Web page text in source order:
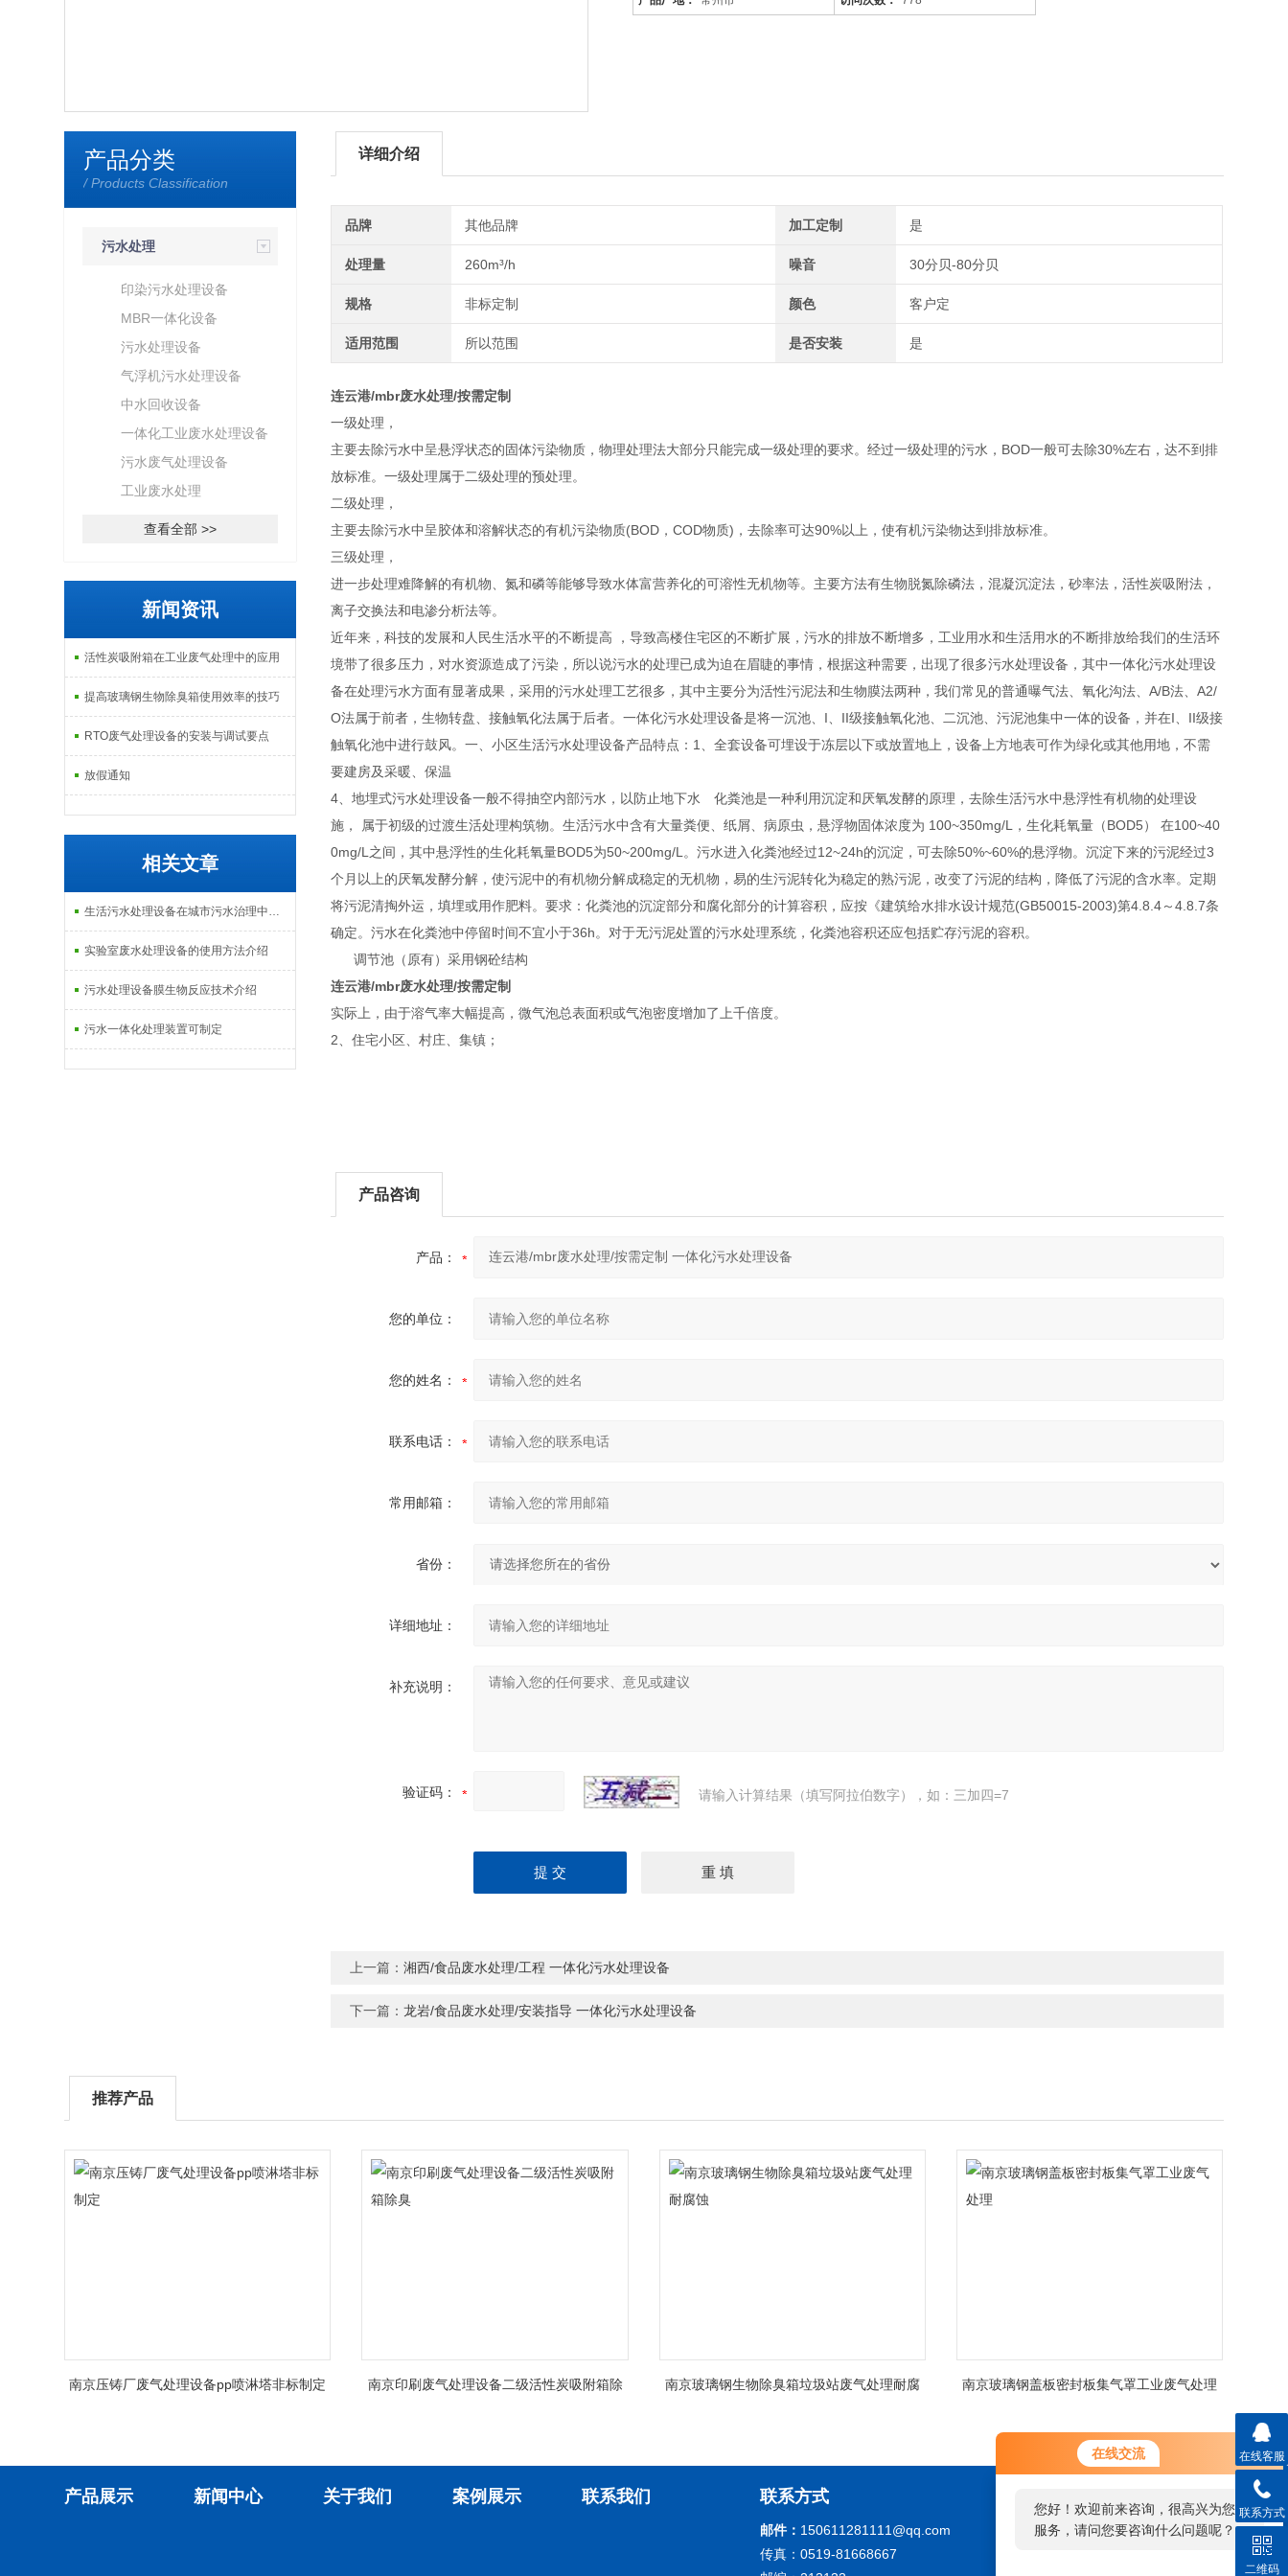
在线交流
您好！欢迎前来咨询，很高兴为您
服务，请问您要咨询什么问题呢？
产品分类
/ Products Classification
污水处理
印染污水处理设备
MBR一体化设备
污水处理设备
气浮机污水处理设备
中水回收设备
一体化工业废水处理设备
污水废气处理设备
工业废水处理
查看全部 >>
新闻资讯
活性炭吸附箱在工业废气处理中的应用
提高玻璃钢生物除臭箱使用效率的技巧
RTO废气处理设备的安装与调试要点
放假通知
相关文章
生活污水处理设备在城市污水治理中的应用介绍
实验室废水处理设备的使用方法介绍
污水处理设备膜生物反应技术介绍
污水一体化处理装置可制定
详细介绍
品牌 其他品牌 加工定制 是
处理量 260m³/h 噪音 30分贝-80分贝
规格 非标定制 颜色 客户定
适用范围 所以范围 是否安装 是
连云港/mbr废水处理/按需定制
一级处理，
主要去除污水中呈悬浮状态的固体污染物质，物理处理法大部分只能完成一级处理的要求。经过一级处理的污水，BOD一般可去除30%左右，达不到排
放标准。一级处理属于二级处理的预处理。
二级处理，
主要去除污水中呈胶体和溶解状态的有机污染物质(BOD，COD物质)，去除率可达90%以上，使有机污染物达到排放标准。
三级处理，
进一步处理难降解的有机物、氮和磷等能够导致水体富营养化的可溶性无机物等。主要方法有生物脱氮除磷法，混凝沉淀法，砂率法，活性炭吸附法，
离子交换法和电渗分析法等。
近年来，科技的发展和人民生活水平的不断提高 ，导致高楼住宅区的不断扩展，污水的排放不断增多，工业用水和生活用水的不断排放给我们的生活环
境带了很多压力，对水资源造成了污染，所以说污水的处理已成为迫在眉睫的事情，根据这种需要，出现了很多污水处理设备，其中一体化污水处理设
备在处理污水方面有显著成果，采用的污水处理工艺很多，其中主要分为活性污泥法和生物膜法两种，我们常见的普通曝气法、氧化沟法、A/B法、A2/
O法属于前者，生物转盘、接触氧化法属于后者。一体化污水处理设备是将一沉池、I、II级接触氧化池、二沉池、污泥池集中一体的设备，并在I、II级接
触氧化池中进行鼓风。一、小区生活污水处理设备产品特点：1、全套设备可埋设于冻层以下或放置地上，设备上方地表可作为绿化或其他用地，不需
要建房及采暖、保温
4、地埋式污水处理设备一般不得抽空内部污水，以防止地下水 化粪池是一种利用沉淀和厌氧发酵的原理，去除生活污水中悬浮性有机物的处理设
施， 属于初级的过渡生活处理构筑物。生活污水中含有大量粪便、纸屑、病原虫，悬浮物固体浓度为 100~350mg/L，生化耗氧量（BOD5） 在100~40
0mg/L之间，其中悬浮性的生化耗氧量BOD5为50~200mg/L。污水进入化粪池经过12~24h的沉淀，可去除50%~60%的悬浮物。沉淀下来的污泥经过3
个月以上的厌氧发酵分解，使污泥中的有机物分解成稳定的无机物，易的生污泥转化为稳定的熟污泥，改变了污泥的结构，降低了污泥的含水率。定期
将污泥清掏外运，填埋或用作肥料。要求：化粪池的沉淀部分和腐化部分的计算容积，应按《建筑给水排水设计规范(GB50015-2003)第4.8.4～4.8.7条
确定。污水在化粪池中停留时间不宜小于36h。对于无污泥处置的污水处理系统，化粪池容积还应包括贮存污泥的容积。
调节池（原有）采用钢砼结构
连云港/mbr废水处理/按需定制
实际上，由于溶气率大幅提高，微气泡总表面积或气泡密度增加了上千倍度。
2、住宅小区、村庄、集镇；
产品咨询
产品：
您的单位：
您的姓名：
联系电话：
常用邮箱：
省份：
详细地址：
补充说明：
验证码： 请输入计算结果（填写阿拉伯数字），如：三加四=7
上一篇：湘西/食品废水处理/工程 一体化污水处理设备
下一篇：龙岩/食品废水处理/安装指导 一体化污水处理设备
推荐产品
南京压铸厂废气处理设备pp喷淋塔非标制定
南京印刷废气处理设备二级活性炭吸附箱除
南京玻璃钢生物除臭箱垃圾站废气处理耐腐
南京玻璃钢盖板密封板集气罩工业废气处理
产品展示 新闻中心 关于我们 案例展示 联系我们 联系方式
邮件： 150611281111@qq.com
传真：0519-81668667
在线客服
联系方式
二维码